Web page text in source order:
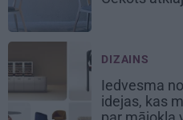
DIZAINS
Iedvesma
idejas, kas